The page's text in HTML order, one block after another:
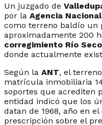
Un juzgado de
por la Agencia
como terreno baldío un
aproximadamente 200
corregimiento Río Seco
donde actualmente
Según la ANT, el
matrícula inmobiliaria
soportes que acrediten
entidad indicó que los
datan de 1968, año en
prescripción sobre el